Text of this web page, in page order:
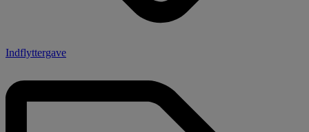
Indflyttergave